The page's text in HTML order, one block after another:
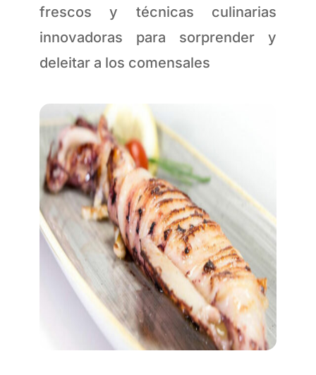
frescos y técnicas culinarias
innovadoras para sorprender y
deleitar a los comensales